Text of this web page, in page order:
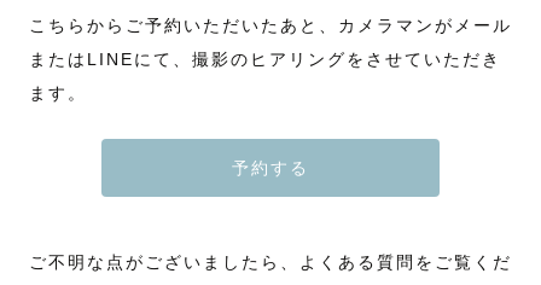
こちらからご予約いただいたあと、カメラマンがメール
またはLINEにて、撮影のヒアリングをさせていただき
ます。
予約する
ご不明な点がございましたら、よくある質問をご覧くだ